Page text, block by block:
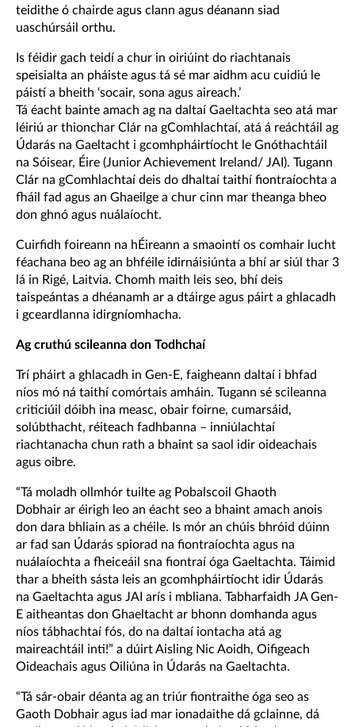
teidithe ó chairde agus clann agus déanann siad
uaschúrsáil orthu.
Is féidir gach teidí a chur in oiriúint do riachtanais
speisialta an pháiste agus tá sé mar aidhm acu cuidiú le
páistí a bheith ‘socair, sona agus aireach.’
Tá éacht bainte amach ag na daltaí Gaeltachta seo atá mar
léiriú ar thionchar Clár na gComhlachtaí, atá á reáchtáil ag
Údarás na Gaeltacht i gcomhpháirtíocht le Gnóthachtáil
na Sóisear, Éire (Junior Achievement Ireland/ JAI). Tugann
Clár na gComhlachtaí deis do dhaltaí taithí fiontraíochta a
fháil fad agus an Ghaeilge a chur cinn mar theanga bheo
don ghnó agus nuálaíocht.
Cuirfidh foireann na hÉireann a smaointí os comhair lucht
féachana beo ag an bhféile idirnáisiúnta a bhí ar siúl thar 3
lá in Rigé, Laitvia. Chomh maith leis seo, bhí deis
taispeántas a dhéanamh ar a dtáirge agus páirt a ghlacadh
i gceardlanna idirgníomhacha.
Ag cruthú scileanna don Todhchaí
Trí pháirt a ghlacadh in Gen-E, faigheann daltaí i bhfad
níos mó ná taithí comórtais amháin. Tugann sé scileanna
criticiúil dóibh ina measc, obair foirne, cumarsáid,
solúbthacht, réiteach fadhbanna – inniúlachtaí
riachtanacha chun rath a bhaint sa saol idir oideachais
agus oibre.
“Tá moladh ollmhór tuilte ag Pobalscoil Ghaoth
Dobhair ar éirigh leo an éacht seo a bhaint amach anois
don dara bhliain as a chéile. Is mór an chúis bhróid dúinn
ar fad san Údarás spiorad na fiontraíochta agus na
nuálaíochta a fheiceáil sna fiontraí óga Gaeltachta. Táimid
thar a bheith sásta leis an gcomhpháirtíocht idir Údarás
na Gaeltachta agus JAI arís i mbliana. Tabharfaidh JA Gen-
E aitheantas don Ghaeltacht ar bhonn domhanda agus
níos tábhachtaí fós, do na daltaí iontacha atá ag
maireachtáil inti!” a dúirt Aisling Nic Aoidh, Oifigeach
Oideachais agus Oiliúna in Údarás na Gaeltachta.
“Tá sár-obair déanta ag an triúr fiontraithe óga seo as
Gaoth Dobhair agus iad mar ionadaithe dá gclainne, dá